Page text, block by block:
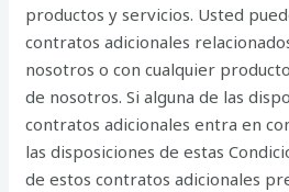
productos y servicios. Usted
contratos adicionales
nosotros o con cualquier
de nosotros. Si alguna de las
contratos adicionales entra en
las disposiciones de estas
de estos contratos adicionales